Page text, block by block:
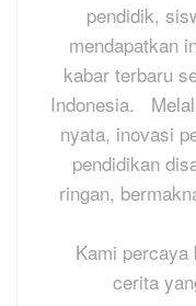
pendidik,
mendapatkan
kabar terbaru
Indonesia.
nyata, inovasi
pendidikan
ringan,
Kami percaya
cerita